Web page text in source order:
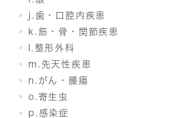
j.歯・口腔内疾患
k.筋・骨・関節疾患
l.整形外科
m.先天性疾患
n.がん・腫瘍
o.寄生虫
p.感染症